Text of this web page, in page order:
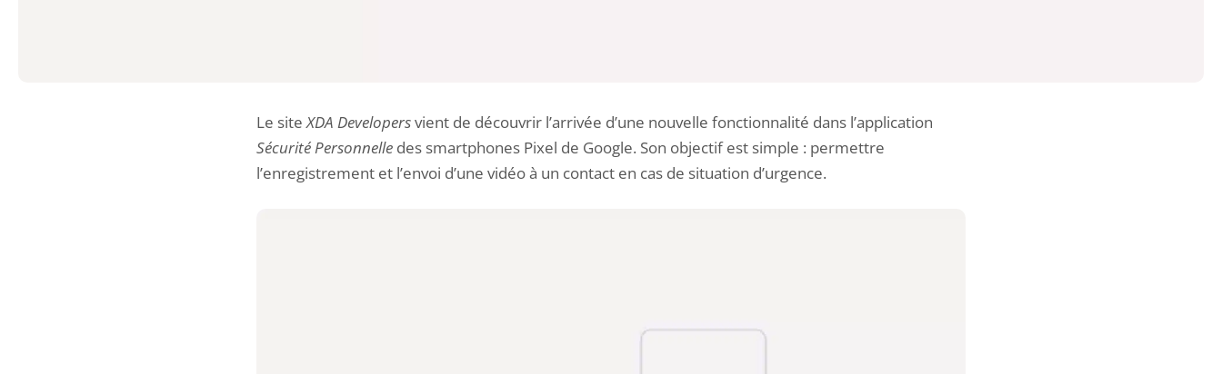
Le siteXDA Developersvient de découvrir l’arrivée d’une nouvelle fonctionnalité dans l’application
Sécurité Personnelle des smartphones Pixel de Google. Son objectif est simple : permettre
l’enregistrement et l’envoi d’une vidéo à un contact en cas de situation d’urgence.